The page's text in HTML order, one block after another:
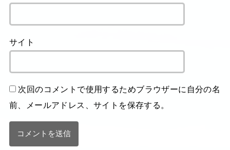
サイト
次回のコメントで使用するためブラウザーに自分の名
前、メールアドレス、サイトを保存する。